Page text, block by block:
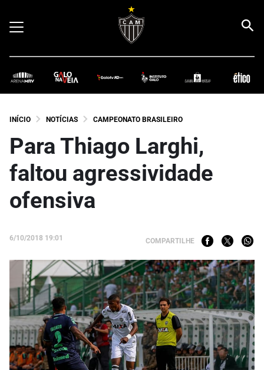
INÍCIO NOTÍCIAS CAMPEONATO BRASILEIRO
Para Thiago Larghi,
faltou agressividade
ofensiva
6/10/2018 19:01 COMPARTILHE